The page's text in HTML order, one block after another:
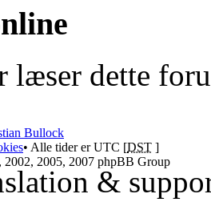
læser dette
Bullock
• Alle tider er UTC [DST ]
2005, 2007 phpBB Group
&